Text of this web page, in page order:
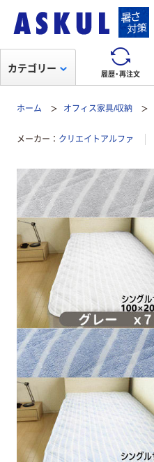
履歴・再注文
カテゴリー
ホーム オフィス家具/収納
メーカー クリエイトアルファ